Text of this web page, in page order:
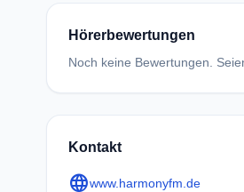
Hörerbewertungen
Noch keine Bewertungen.
Kontakt
languagewww.harmonyfm.de